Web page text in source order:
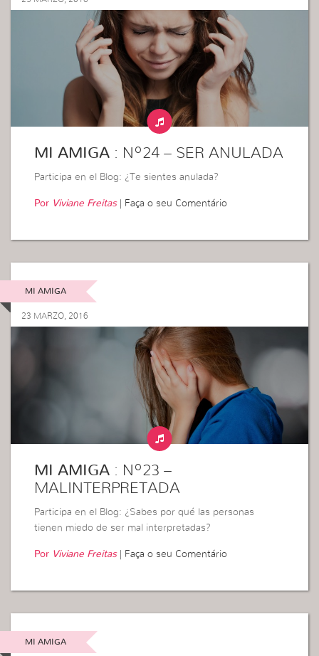
MI AMIGA : Nº24 – SER ANULADA
Participa en el Blog: ¿Te sientes anulada?
Por Viviane Freitas| Faça o seu Comentário
MI AMIGA
23 MARZO, 2016
MI AMIGA : Nº23 –
MALINTERPRETADA
Participa en el Blog: ¿Sabes por qué las personas
tienen miedo de ser mal interpretadas?
Por Viviane Freitas| Faça o seu Comentário
MI AMIGA